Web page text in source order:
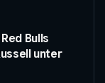
Bulls
unter